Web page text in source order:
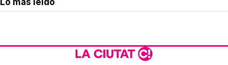
Lo más leído